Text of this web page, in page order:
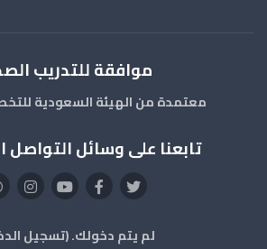
موافقة للتدريب
معتمدة من الهيئة السعودية
تابعنا على وسائل التواصل
لم يتم دخولك. (تسجيل